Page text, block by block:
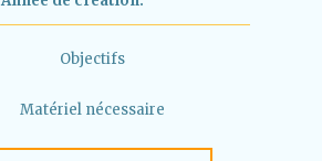
Objectifs
Matériel nécessaire